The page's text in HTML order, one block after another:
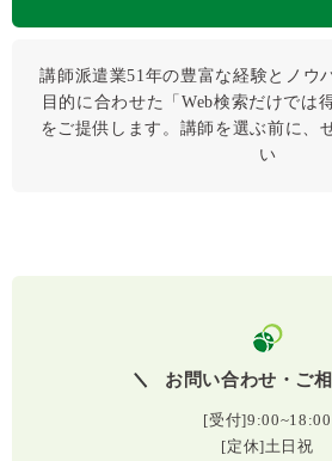
講師派遣業51年の豊富な経験とノウ
目的に合わせた「Web検索だけでは
をご提供します。講師を選ぶ前に、
い
お問い合わせ・ご
[受付]9:00~18:00
[定休]土日祝